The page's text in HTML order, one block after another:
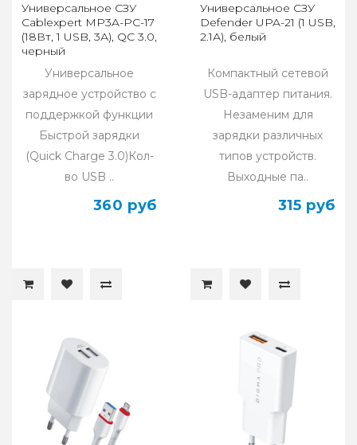
Универсальное СЗУ
Cablexpert MP3A-PC-17
(18Вт, 1 USB, 3А), QC 3.0,
черный
Универсальное
зарядное устройство с
поддержкой функции
Быстрой зарядки
(Quick Charge 3.0)Кол-
во USB ..
360 руб
Универсальное СЗУ
Defender UPA-21 (1 USB,
2.1А), белый
Компактный сетевой
USB-адаптер питания.
Незаменим для
зарядки различных
типов устройств.
Выходные па..
315 руб